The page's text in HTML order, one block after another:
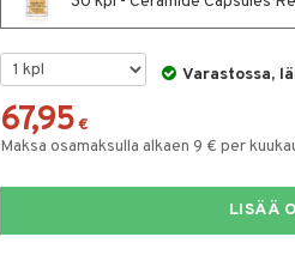
Varastossa,
67,95 €
Maksa osamaksulla alkaen 9 € per
LISÄÄ